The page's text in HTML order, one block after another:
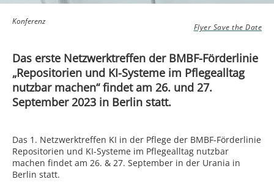
Konferenz
Flyer Save the Date
Das erste Netzwerktreffen der BMBF-Förderlinie
„Repositorien und KI-Systeme im Pflege­alltag
nutzbar machen“ findet am 26. und 27.
September 2023 in Berlin statt.
Das 1. Netzwerktreffen KI in der Pflege der BMBF-Förderlinie
Repositorien und KI-Systeme im Pflege­alltag nutzbar
machen findet am 26. & 27. September in der Urania in
Berlin statt.